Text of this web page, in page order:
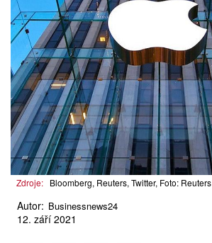
Zdroje: Bloomberg, Reuters, Twitter, Foto: Reuters
Autor: Businessnews24
12. září 2021